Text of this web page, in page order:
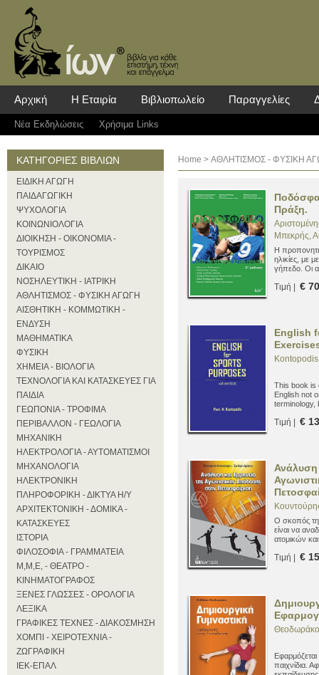
Αρχική Η Εταιρία Βιβλιοπωλείο Παραγγελίες
Νέα Eκδηλώσεις Χρήσιμα Links
ΚΑΤΗΓΟΡΙΕΣ ΒΙΒΛΙΩΝ
ΕΙΔΙΚΗ ΑΓΩΓΗ
ΠΑΙΔΑΓΩΓΙΚΗ
ΨΥΧΟΛΟΓΙΑ
ΚΟΙΝΩΝΙΟΛΟΓΙΑ
ΔΙΟΙΚΗΣΗ - ΟΙΚΟΝΟΜΙΑ -
ΤΟΥΡΙΣΜΟΣ
ΔΙΚΑΙΟ
ΝΟΣΗΛΕΥΤΙΚΗ - ΙΑΤΡΙΚΗ
ΑΘΛΗΤΙΣΜΟΣ - ΦΥΣΙΚΗ ΑΓΩΓΗ
ΑΙΣΘΗΤΙΚΗ - ΚΟΜΜΩΤΙΚΗ -
ΕΝΔΥΣΗ
ΜΑΘΗΜΑΤΙΚΑ
ΦΥΣΙΚΗ
ΧΗΜΕΙΑ - ΒΙΟΛΟΓΙΑ
ΤΕΧΝΟΛΟΓΙΑ ΚΑΙ ΚΑΤΑΣΚΕΥΕΣ ΓΙΑ
ΠΑΙΔΙΑ
ΓΕΩΠΟΝΙΑ - ΤΡΟΦΙΜΑ
ΠΕΡΙΒΑΛΛΟΝ - ΓΕΩΛΟΓΙΑ
ΜΗΧΑΝΙΚΗ
ΗΛΕΚΤΡΟΛΟΓΙΑ - ΑΥΤΟΜΑΤΙΣΜΟΙ
ΜΗΧΑΝΟΛΟΓΙΑ
ΗΛΕΚΤΡΟΝΙΚΗ
ΠΛΗΡΟΦΟΡΙΚΗ - ΔΙΚΤΥΑ Η/Υ
ΑΡΧΙΤΕΚΤΟΝΙΚΗ - ΔΟΜΙΚΑ -
ΚΑΤΑΣΚΕΥΕΣ
ΙΣΤΟΡΙΑ
ΦΙΛΟΣΟΦΙΑ - ΓΡΑΜΜΑΤΕΙΑ
Μ,Μ,Ε, - ΘΕΑΤΡΟ -
ΚΙΝΗΜΑΤΟΓΡΑΦΟΣ
ΞΕΝΕΣ ΓΛΩΣΣΕΣ - ΟΡΟΛΟΓΙΑ
ΛΕΞΙΚΑ
ΓΡΑΦΙΚΕΣ ΤΕΧΝΕΣ - ΔΙΑΚΟΣΜΗΣΗ
ΧΟΜΠΙ - ΧΕΙΡΟΤΕΧΝΙΑ -
ΖΩΓΡΑΦΙΚΗ
ΙΕΚ-ΕΠΑΛ
Home > ΑΘΛΗΤΙΣΜΟΣ - ΦΥΣΙΚΗ
Πράξη.
Μπεκρής,
Η
ηλικίες, με
γήπεδο. Οι
ποδόσφαιρο.
Τιμή | €
English
This book is
English not
terminology,
English
Τιμή | €
Ανάλυση
Ο σκοπός
είναι να
ατομικών
Τιμή | €
παιχνίδια.